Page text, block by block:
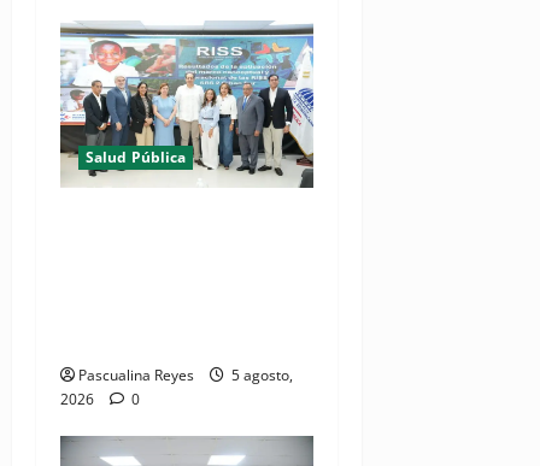
Salud Pública
Pascualina Reyes
5 agosto,
2026
0